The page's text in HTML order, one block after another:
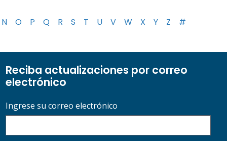
N O P Q R S T U V W X Y Z #
Reciba actualizaciones por correo
electrónico
Ingrese su correo electrónico